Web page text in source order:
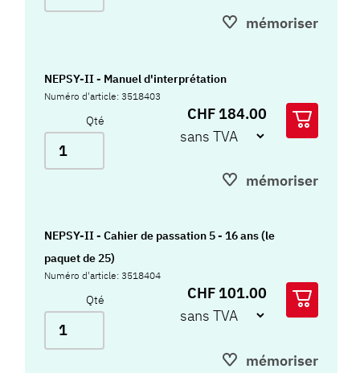
mémoriser
NEPSY-II - Manuel d'interprétation
Numéro d'article: 3518403
Qté CHF 184.00
mémoriser
NEPSY-II - Cahier de passation 5 - 16 ans (le
paquet de 25)
Numéro d'article: 3518404
Qté CHF 101.00
mémoriser